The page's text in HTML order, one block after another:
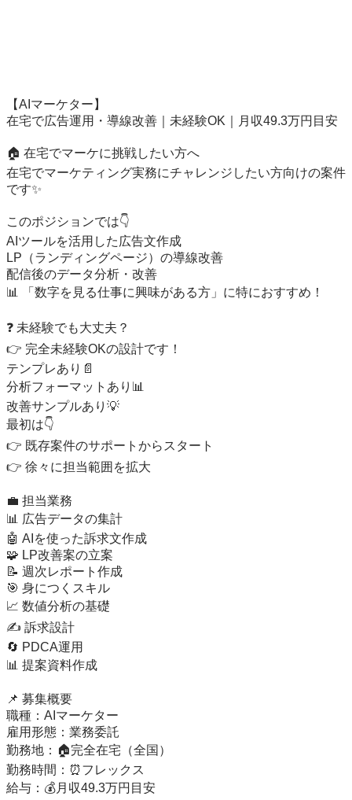
【AIマーケター】
在宅で広告運用・導線改善｜未経験OK｜月収49.3万円目安
🏠 在宅でマーケに挑戦したい方へ
在宅でマーケティング実務にチャレンジしたい方向けの案件
です✨
このポジションでは👇
AIツールを活用した広告文作成
LP（ランディングページ）の導線改善
配信後のデータ分析・改善
📊 「数字を見る仕事に興味がある方」に特におすすめ！
❓ 未経験でも大丈夫？
👉 完全未経験OKの設計です！
テンプレあり📄
分析フォーマットあり📊
改善サンプルあり💡
最初は👇
👉 既存案件のサポートからスタート
👉 徐々に担当範囲を拡大
💼 担当業務
📊 広告データの集計
🤖 AIを使った訴求文作成
🧩 LP改善案の立案
📝 週次レポート作成
🎯 身につくスキル
📈 数値分析の基礎
✍️ 訴求設計
🔄 PDCA運用
📊 提案資料作成
📌 募集概要
職種：AIマーケター
雇用形態：業務委託
勤務地：🏠完全在宅（全国）
勤務時間：⏰フレックス
給与：💰月収49.3万円目安